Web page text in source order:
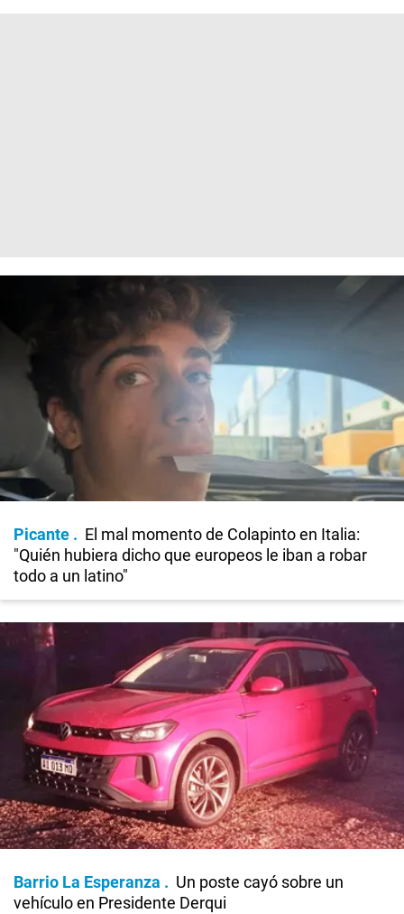
Picante
El mal momento de Colapinto en Italia:
"Quién hubiera dicho que europeos le iban a robar
todo a un latino"
Barrio La Esperanza
Un poste cayó sobre un
vehículo en Presidente Derqui